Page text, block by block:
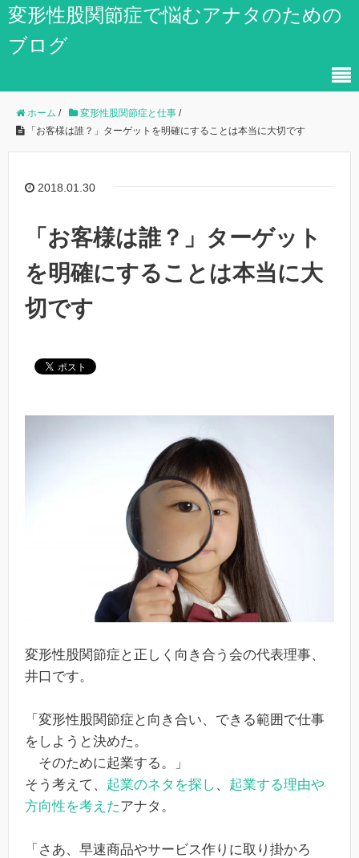
変形性股関節症で悩むアナタのための
ブログ
ホーム / 変形性股関節症と仕事 /
「お客様は誰？」ターゲットを明確にすることは本当に大切です
2018.01.30
「お客様は誰？」ターゲット
を明確にすることは本当に大
切です
変形性股関節症と正しく向き合う会の代表理事、
井口です。
「変形性股関節症と向き合い、できる範囲で仕事
をしようと決めた。
そのために起業する。」
そう考えて、 起業のネタを探し 、 起業する理由や
方向性を考えたアナタ。
「さあ、早速商品やサービス作りに取り掛かろ